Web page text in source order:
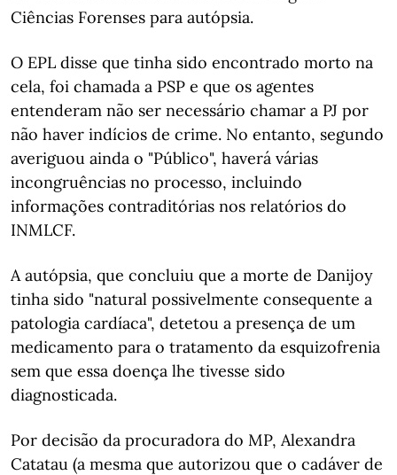
Ciências Forenses para autópsia.
O EPL disse que tinha sido encontrado morto na
cela, foi chamada a PSP e que os agentes
entenderam não ser necessário chamar a PJ por
não haver indícios de crime. No entanto, segundo
averiguou ainda o "Público", haverá várias
incongruências no processo, incluindo
informações contraditórias nos relatórios do
INMLCF.
A autópsia, que concluiu que a morte de Danijoy
tinha sido "natural possivelmente consequente a
patologia cardíaca", detetou a presença de um
medicamento para o tratamento da esquizofrenia
sem que essa doença lhe tivesse sido
diagnosticada.
Por decisão da procuradora do MP, Alexandra
Catatau (a mesma que autorizou que o cadáver de